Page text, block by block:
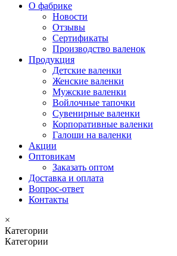
О фабрике
Новости
Отзывы
Сертификаты
Производство валенок
Продукция
Детские валенки
Женские валенки
Мужские валенки
Войлочные тапочки
Сувенирные валенки
Корпоративные валенки
Галоши на валенки
Акции
Оптовикам
Заказать оптом
Доставка и оплата
Вопрос-ответ
Контакты
×
Категории
Категории